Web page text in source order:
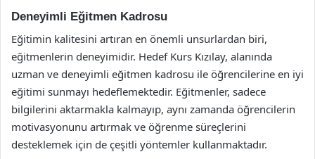
Deneyimli Eğitmen Kadrosu
Eğitimin kalitesini artıran en önemli unsurlardan biri,
eğitmenlerin deneyimidir. Hedef Kurs Kızılay, alanında
uzman ve deneyimli eğitmen kadrosu ile öğrencilerine en iyi
eğitimi sunmayı hedeflemektedir. Eğitmenler, sadece
bilgilerini aktarmakla kalmayıp, aynı zamanda öğrencilerin
motivasyonunu artırmak ve öğrenme süreçlerini
desteklemek için de çeşitli yöntemler kullanmaktadır.